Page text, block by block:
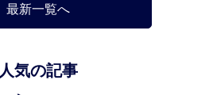
最新一覧へ
人気の記事